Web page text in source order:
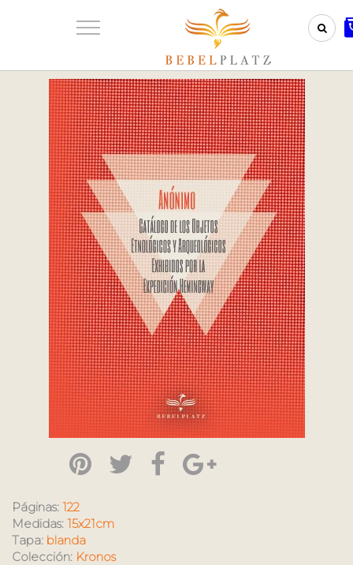
Páginas: 122
Medidas: 15x21cm
Tapa: blanda
Colección: Kronos